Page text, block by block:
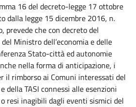
16 del decreto-legge 17 ottobre
dalla legge 15 dicembre 2016, n.
prevede che con decreto del
Ministro dell’economia e delle
Stato-città ed autonomie
nella forma di anticipazione, i
il rimborso ai Comuni interessati del
della TASI connessi alle esenzioni
resi inagibili dagli eventi sismici del